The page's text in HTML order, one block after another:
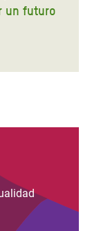
un futuro